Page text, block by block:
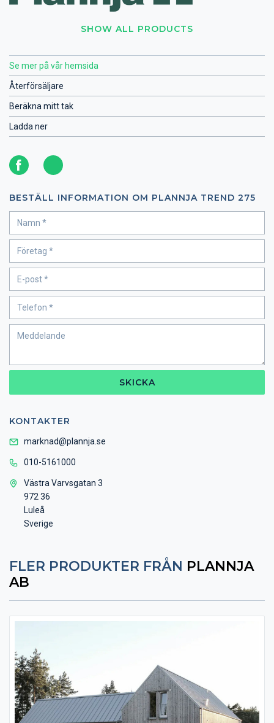
SHOW ALL PRODUCTS
Se mer på vår hemsida
Återförsäljare
Beräkna mitt tak
Ladda ner
BESTÄLL INFORMATION OM PLANNJA TREND 275
SKICKA
KONTAKTER
marknad@plannja.se
010-5161000
Västra Varvsgatan 3
972 36
Luleå
Sverige
FLER PRODUKTER FRÅN PLANNJA
AB